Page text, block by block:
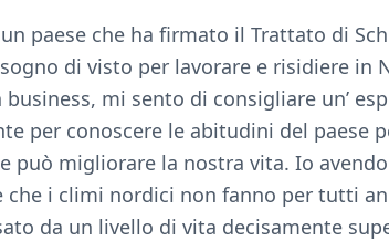
un paese che ha firmato il Trattato di
di visto per lavorare e risidiere in
business, mi sento di consigliare un’
per conoscere le abitudini del paese
può migliorare la nostra vita. Io
che i climi nordici non fanno per tutti
da un livello di vita decisamente